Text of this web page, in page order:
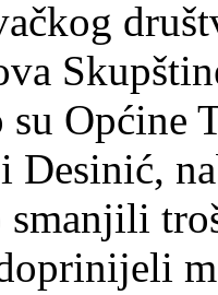
su Općine
Desinić,
smanjili